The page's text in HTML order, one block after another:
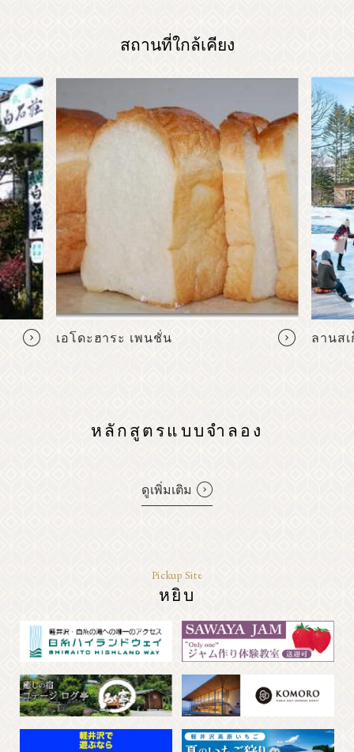
สถานที่ใกล้เคียง
เอโดะฮาระ เพนชั่น ลานส
หลักสูตรแบบจำลอง
ดูเพิ่มเติม
Pickup Site
หยิบ